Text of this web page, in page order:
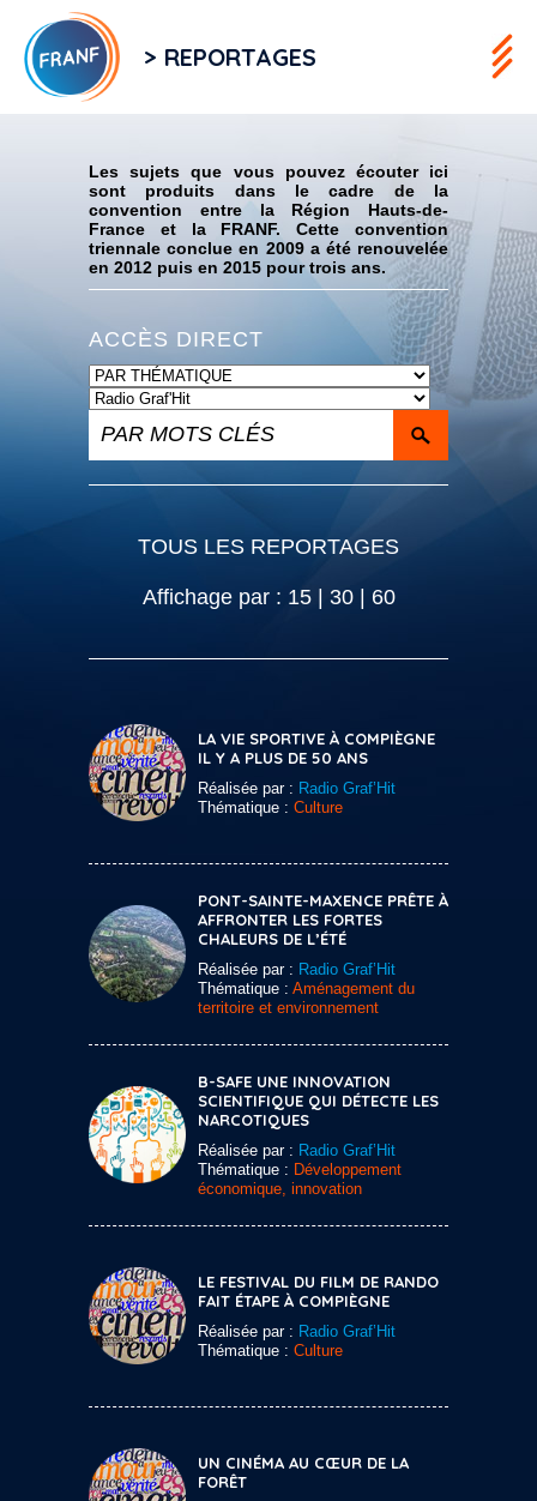
> REPORTAGES
Les sujets que vous pouvez écouter ici
sont produits dans le cadre de la
convention entre la Région Hauts-de-
France et la FRANF. Cette convention
triennale conclue en 2009 a été renouvelée
en 2012 puis en 2015 pour trois ans.
ACCÈS DIRECT
TOUS LES REPORTAGES
Affichage par : 15| 30| 60
LA VIE SPORTIVE À COMPIÈGNE
IL Y A PLUS DE 50 ANS
Réalisée par : Radio Graf’Hit
Thématique : Culture
PONT-SAINTE-MAXENCE PRÊTE À
AFFRONTER LES FORTES
CHALEURS DE L’ÉTÉ
Réalisée par : Radio Graf’Hit
Thématique : Aménagement du
territoire et environnement
B-SAFE UNE INNOVATION
SCIENTIFIQUE QUI DÉTECTE LES
NARCOTIQUES
Réalisée par : Radio Graf’Hit
Thématique : Développement
économique, innovation
LE FESTIVAL DU FILM DE RANDO
FAIT ÉTAPE À COMPIÈGNE
Réalisée par : Radio Graf’Hit
Thématique : Culture
UN CINÉMA AU CŒUR DE LA
FORÊT